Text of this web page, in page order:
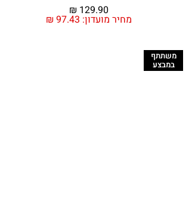
מחיר מועדון: ₪ 97.43
₪ 129.90
משתתף
במבצע